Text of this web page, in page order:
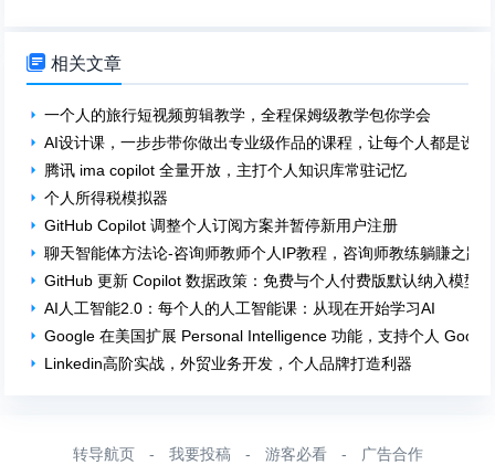
 相关文章
一个人的旅行短视频剪辑教学，全程保姆级教学包你学会
AI设计课，一步步带你做出专业级作品的课程，让每个人都是设
腾讯 ima copilot 全量开放，主打个人知识库常驻记忆
个人所得税模拟器
GitHub Copilot 调整个人订阅方案并暂停新用户注册
聊天智能体方法论-咨询师教师个人IP教程，咨询师教练躺賺之路
GitHub 更新 Copilot 数据政策：免费与个人付费版默认纳入模型
AI人工智能2.0：每个人的人工智能课：从现在开始学习AI
Google 在美国扩展 Personal Intelligence 功能，支持个人
Linkedin高阶实战，外贸业务开发，个人品牌打造利器
转导航页 - 我要投稿 - 游客必看 - 广告合作